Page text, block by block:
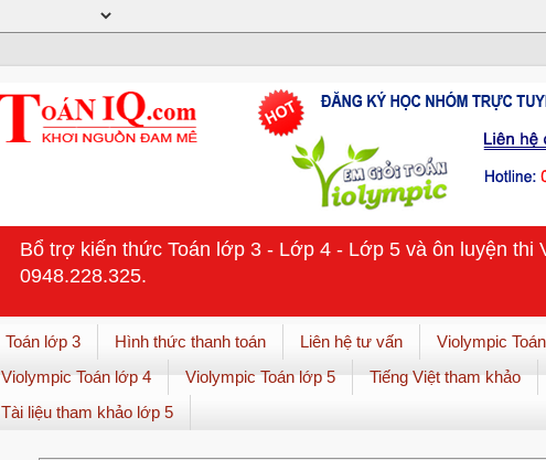
Bổ trợ kiến thức Toán lớp 3 - Lớp 4 - Lớp 5 và ôn luyện thi
0948.228.325.
Toán lớp 3 Hình thức thanh toán Liên hệ tư vấn Violympic
Violympic Toán lớp 4
Violympic Toán lớp 5 Tiếng Việt tham khảo
Tài liệu tham khảo lớp 5